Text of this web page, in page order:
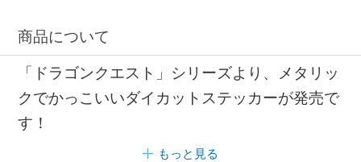
商品について
「ドラゴンクエスト」シリーズより、メタリッ
クでかっこいいダイカットステッカーが発売で
す！
もっと見る